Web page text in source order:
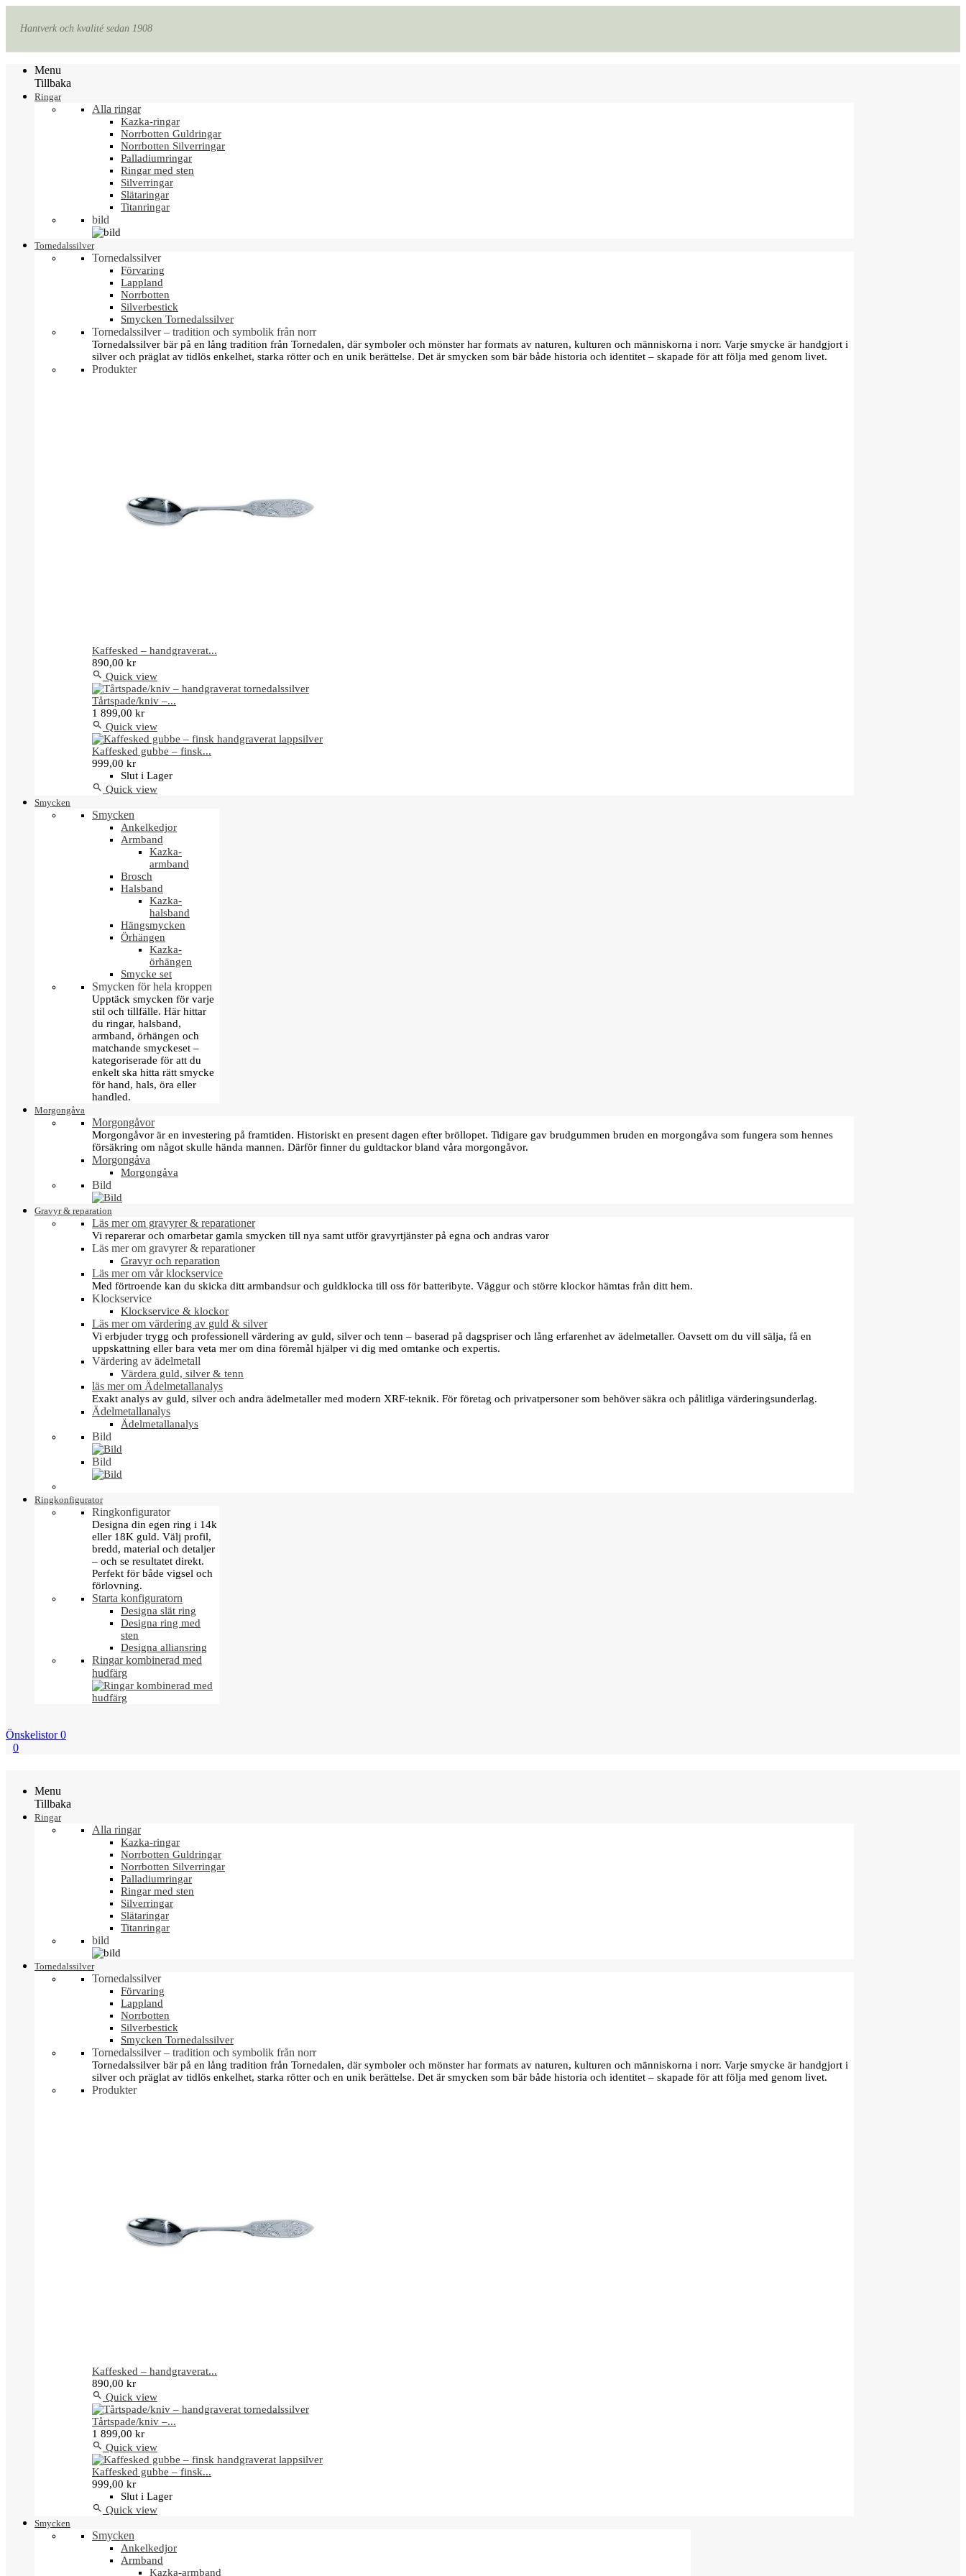
Hantverk och kvalité sedan 1908
Menu
Tillbaka
Ringar
Alla ringar
Kazka-ringar
Norrbotten Guldringar
Norrbotten Silverringar
Palladiumringar
Ringar med sten
Silverringar
Slätaringar
Titanringar
bild
Tornedalssilver
Tornedalssilver
Förvaring
Lappland
Norrbotten
Silverbestick
Smycken Tornedalssilver
Tornedalssilver – tradition och symbolik från norr
Tornedalssilver bär på en lång tradition från Tornedalen, där symboler och mönster har formats av naturen, kulturen och människorna i norr. Varje smycke är handgjort i
silver och präglat av tidlös enkelhet, starka rötter och en unik berättelse. Det är smycken som bär både historia och identitet – skapade för att följa med genom livet.
Produkter
Kaffesked – handgraverat...
890,00 kr
 Quick view
Tårtspade/kniv –...
1 899,00 kr
 Quick view
Kaffesked gubbe – finsk...
999,00 kr
Slut i Lager
 Quick view
Smycken
Smycken
Ankelkedjor
Armband
Kazka-
armband
Brosch
Halsband
Kazka-
halsband
Hängsmycken
Örhängen
Kazka-
örhängen
Smycke set
Smycken för hela kroppen
Upptäck smycken för varje
stil och tillfälle. Här hittar
du ringar, halsband,
armband, örhängen och
matchande smyckeset –
kategoriserade för att du
enkelt ska hitta rätt smycke
för hand, hals, öra eller
handled.
Morgongåva
Morgongåvor
Morgongåvor är en investering på framtiden. Historiskt en present dagen efter bröllopet. Tidigare gav brudgummen bruden en morgongåva som fungera som hennes
försäkring om något skulle hända mannen. Därför finner du guldtackor bland våra morgongåvor.
Morgongåva
Morgongåva
Bild
Gravyr & reparation
Läs mer om gravyrer & reparationer
Vi reparerar och omarbetar gamla smycken till nya samt utför gravyrtjänster på egna och andras varor
Läs mer om gravyrer & reparationer
Gravyr och reparation
Läs mer om vår klockservice
Med förtroende kan du skicka ditt armbandsur och guldklocka till oss för batteribyte. Väggur och större klockor hämtas från ditt hem.
Klockservice
Klockservice & klockor
Läs mer om värdering av guld & silver
Vi erbjuder trygg och professionell värdering av guld, silver och tenn – baserad på dagspriser och lång erfarenhet av ädelmetaller. Oavsett om du vill sälja, få en
uppskattning eller bara veta mer om dina föremål hjälper vi dig med omtanke och expertis.
Värdering av ädelmetall
Värdera guld, silver & tenn
läs mer om Ädelmetallanalys
Exakt analys av guld, silver och andra ädelmetaller med modern XRF‑teknik. För företag och privatpersoner som behöver säkra och pålitliga värderingsunderlag.
Ädelmetallanalys
Ädelmetallanalys
Bild
Bild
Ringkonfigurator
Ringkonfigurator
Designa din egen ring i 14k
eller 18K guld. Välj profil,
bredd, material och detaljer
– och se resultatet direkt.
Perfekt för både vigsel och
förlovning.
Starta konfiguratorn
Designa slät ring
Designa ring med
sten
Designa alliansring
Ringar kombinerad med
hudfärg
Önskelistor 0
0
Menu
Tillbaka
Ringar
Alla ringar
Kazka-ringar
Norrbotten Guldringar
Norrbotten Silverringar
Palladiumringar
Ringar med sten
Silverringar
Slätaringar
Titanringar
bild
Tornedalssilver
Tornedalssilver
Förvaring
Lappland
Norrbotten
Silverbestick
Smycken Tornedalssilver
Tornedalssilver – tradition och symbolik från norr
Tornedalssilver bär på en lång tradition från Tornedalen, där symboler och mönster har formats av naturen, kulturen och människorna i norr. Varje smycke är handgjort i
silver och präglat av tidlös enkelhet, starka rötter och en unik berättelse. Det är smycken som bär både historia och identitet – skapade för att följa med genom livet.
Produkter
Kaffesked – handgraverat...
890,00 kr
 Quick view
Tårtspade/kniv –...
1 899,00 kr
 Quick view
Kaffesked gubbe – finsk...
999,00 kr
Slut i Lager
 Quick view
Smycken
Smycken
Ankelkedjor
Armband
Kazka-armband